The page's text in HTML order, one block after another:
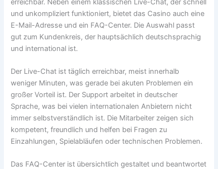
erreichbar. Neben einem klassischen Live-Chat, der schnell
und unkompliziert funktioniert, bietet das Casino auch eine
E-Mail-Adresse und ein FAQ-Center. Die Auswahl passt
gut zum Kundenkreis, der hauptsächlich deutschsprachig
und international ist.
Der Live-Chat ist täglich erreichbar, meist innerhalb
weniger Minuten, was gerade bei akuten Problemen ein
großer Vorteil ist. Der Support arbeitet in deutscher
Sprache, was bei vielen internationalen Anbietern nicht
immer selbstverständlich ist. Die Mitarbeiter zeigen sich
kompetent, freundlich und helfen bei Fragen zu
Einzahlungen, Spielabläufen oder technischen Problemen.
Das FAQ-Center ist übersichtlich gestaltet und beantwortet